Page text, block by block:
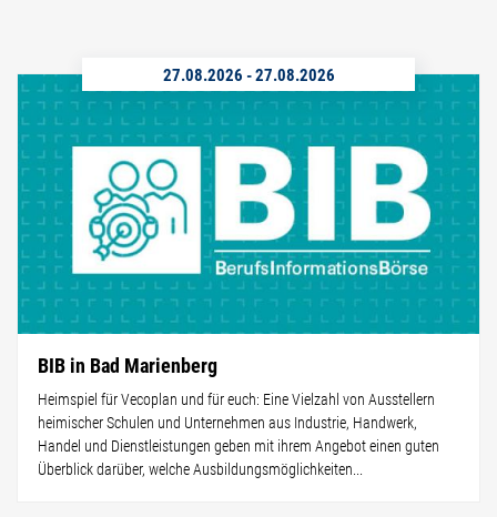
27.08.2026 -27.08.2026
BIB in Bad Marienberg
Heimspiel für Vecoplan und für euch: Eine Vielzahl von Ausstellern
heimischer Schulen und Unternehmen aus Industrie, Handwerk,
Handel und Dienstleistungen geben mit ihrem Angebot einen guten
Überblick darüber, welche Ausbildungsmöglichkeiten...